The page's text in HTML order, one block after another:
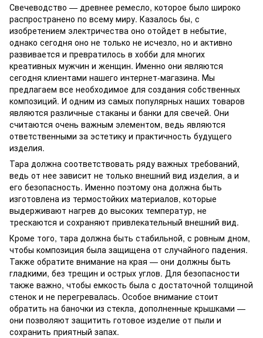
Свечеводство — древнее ремесло, которое было широко
распространено по всему миру. Казалось бы, с
изобретением электричества оно отойдет в небытие,
однако сегодня оно не только не исчезло, но и активно
развивается и превратилось в хобби для многих
креативных мужчин и женщин. Именно они являются
сегодня клиентами нашего интернет-магазина. Мы
предлагаем все необходимое для создания собственных
композиций. И одним из самых популярных наших товаров
являются различные стаканы и банки для свечей. Они
считаются очень важным элементом, ведь являются
ответственными за эстетику и практичность будущего
изделия.
Тара должна соответствовать ряду важных требований,
ведь от нее зависит не только внешний вид изделия, а и
его безопасность. Именно поэтому она должна быть
изготовлена из термостойких материалов, которые
выдерживают нагрев до высоких температур, не
трескаются и сохраняют привлекательный внешний вид.
Кроме того, тара должна быть стабильной, с ровным дном,
чтобы композиция была защищена от случайного падения.
Также обратите внимание на края — они должны быть
гладкими, без трещин и острых углов. Для безопасности
также важно, чтобы емкость была с достаточной толщиной
стенок и не перегревалась. Особое внимание стоит
обратить на баночки из стекла, дополненные крышками —
они позволяют защитить готовое изделие от пыли и
сохранить приятный запах.